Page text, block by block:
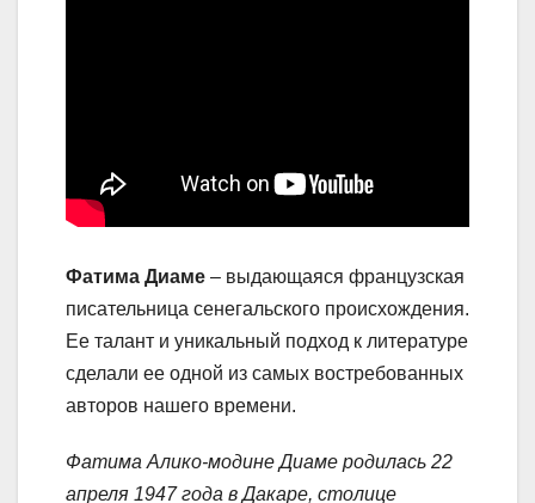
Фатима Диаме – выдающаяся французская
писательница сенегальского происхождения.
Ее талант и уникальный подход к литературе
сделали ее одной из самых востребованных
авторов нашего времени.
Фатима Алико-модине Диаме родилась 22
апреля 1947 года в Дакаре, столице